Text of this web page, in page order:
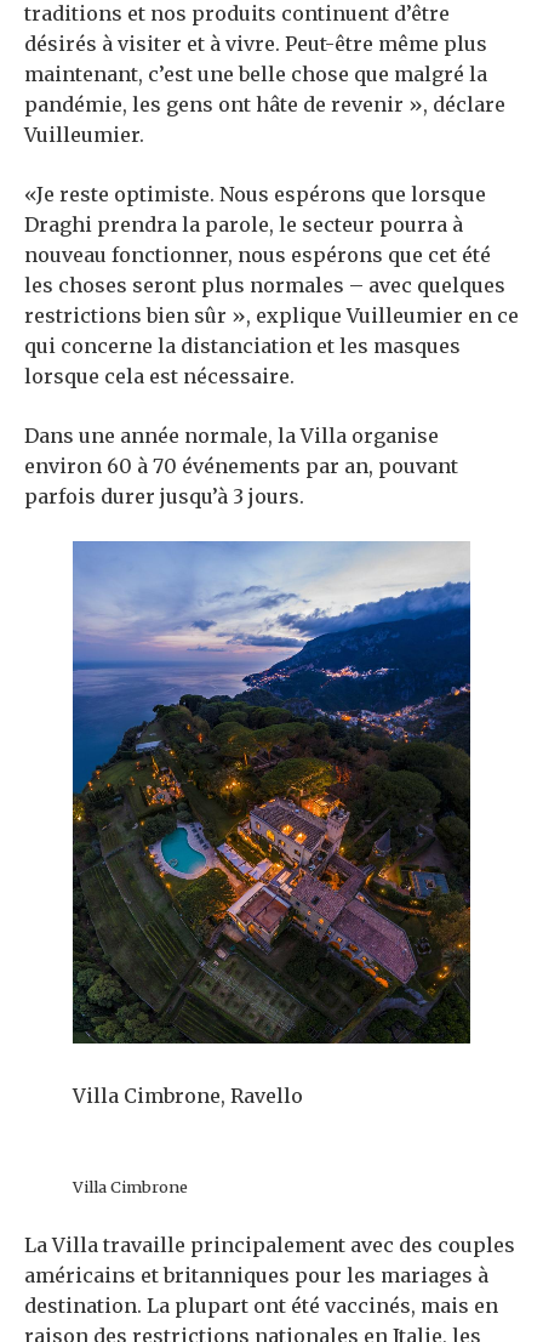
traditions et nos produits continuent d’être
désirés à visiter et à vivre. Peut-être même plus
maintenant, c’est une belle chose que malgré la
pandémie, les gens ont hâte de revenir », déclare
Vuilleumier.
«Je reste optimiste. Nous espérons que lorsque
Draghi prendra la parole, le secteur pourra à
nouveau fonctionner, nous espérons que cet été
les choses seront plus normales – avec quelques
restrictions bien sûr », explique Vuilleumier en ce
qui concerne la distanciation et les masques
lorsque cela est nécessaire.
Dans une année normale, la Villa organise
environ 60 à 70 événements par an, pouvant
parfois durer jusqu’à 3 jours.
Villa Cimbrone, Ravello
Villa Cimbrone
La Villa travaille principalement avec des couples
américains et britanniques pour les mariages à
destination. La plupart ont été vaccinés, mais en
raison des restrictions nationales en Italie, les